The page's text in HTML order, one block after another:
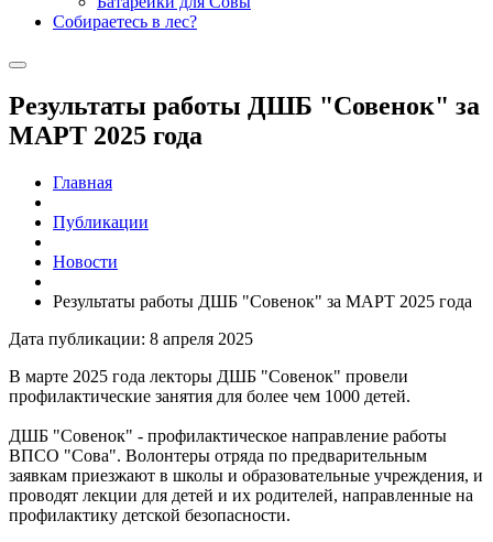
Собираетесь в лес?
Результаты работы ДШБ "Совенок" за
МАРТ 2025 года
Главная
Публикации
Новости
Результаты работы ДШБ "Совенок" за МАРТ 2025 года
Дата публикации: 8 апреля 2025
В марте 2025 года лекторы ДШБ "Совенок" провели
профилактические занятия для более чем 1000 детей.
ДШБ "Совенок" - профилактическое направление работы
ВПСО "Сова". Волонтеры отряда по предварительным
заявкам приезжают в школы и образовательные учреждения, и
проводят лекции для детей и их родителей, направленные на
профилактику детской безопасности.